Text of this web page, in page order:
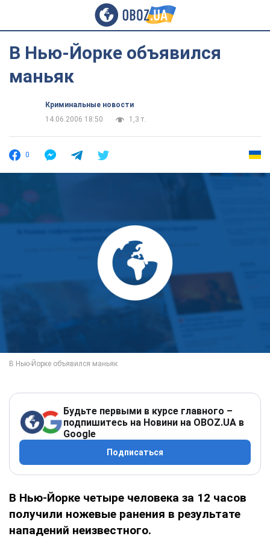
В Нью-Йорке объявился
маньяк
Криминальные новости
14.06.2006 18:50
1,3 т.
0
Будьте первыми в курсе главного –
подпишитесь на Новини на OBOZ.UA в
Google
Подписаться
В Нью-Йорке четыре человека за 12 часов
получили ножевые ранения в результате
нападений неизвестного.